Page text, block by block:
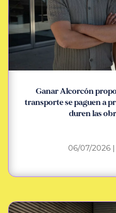
Ganar Alcorcón
transporte se paguen a
duren las
06/07/2026 |